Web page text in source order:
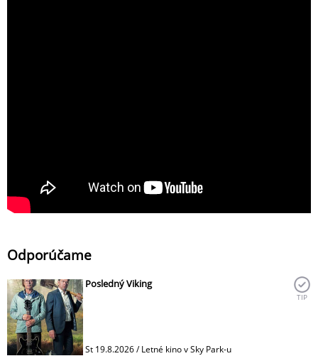
Odporúčame
Posledný Viking
St 19.8.2026 / Letné kino v Sky Park-u
TIP